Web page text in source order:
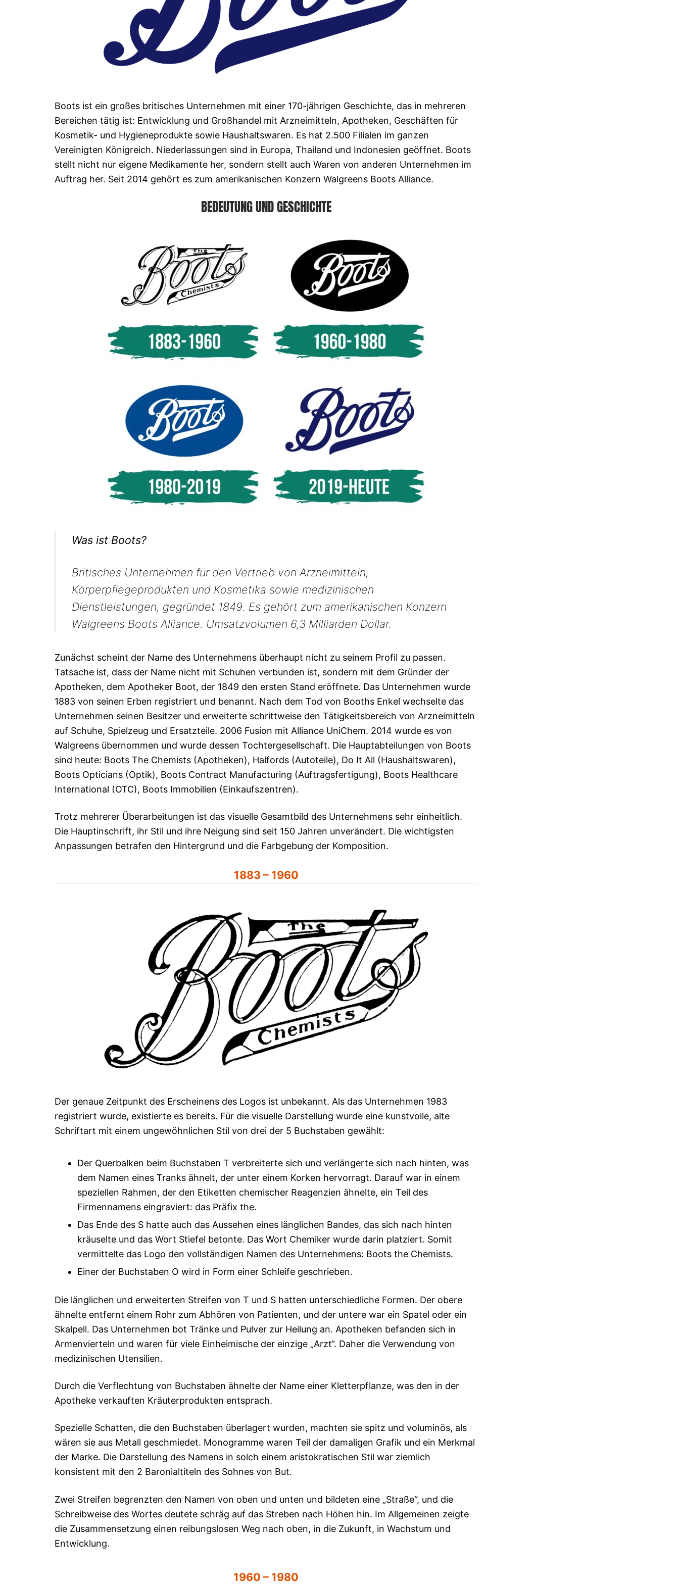
Boots ist ein großes britisches Unternehmen mit einer 170-jährigen Geschichte, das in mehreren
Bereichen tätig ist: Entwicklung und Großhandel mit Arzneimitteln, Apotheken, Geschäften für
Kosmetik- und Hygieneprodukte sowie Haushaltswaren. Es hat 2.500 Filialen im ganzen
Vereinigten Königreich. Niederlassungen sind in Europa, Thailand und Indonesien geöffnet. Boots
stellt nicht nur eigene Medikamente her, sondern stellt auch Waren von anderen Unternehmen im
Auftrag her. Seit 2014 gehört es zum amerikanischen Konzern Walgreens Boots Alliance.
BEDEUTUNG UND GESCHICHTE
Was ist Boots?
Britisches Unternehmen für den Vertrieb von Arzneimitteln,
Körperpflegeprodukten und Kosmetika sowie medizinischen
Dienstleistungen, gegründet 1849. Es gehört zum amerikanischen Konzern
Walgreens Boots Alliance. Umsatzvolumen 6,3 Milliarden Dollar.
Zunächst scheint der Name des Unternehmens überhaupt nicht zu seinem Profil zu passen.
Tatsache ist, dass der Name nicht mit Schuhen verbunden ist, sondern mit dem Gründer der
Apotheken, dem Apotheker Boot, der 1849 den ersten Stand eröffnete. Das Unternehmen wurde
1883 von seinen Erben registriert und benannt. Nach dem Tod von Booths Enkel wechselte das
Unternehmen seinen Besitzer und erweiterte schrittweise den Tätigkeitsbereich von Arzneimitteln
auf Schuhe, Spielzeug und Ersatzteile. 2006 Fusion mit Alliance UniChem. 2014 wurde es von
Walgreens übernommen und wurde dessen Tochtergesellschaft. Die Hauptabteilungen von Boots
sind heute: Boots The Chemists (Apotheken), Halfords (Autoteile), Do It All (Haushaltswaren),
Boots Opticians (Optik), Boots Contract Manufacturing (Auftragsfertigung), Boots Healthcare
International (OTC), Boots Immobilien (Einkaufszentren).
Trotz mehrerer Überarbeitungen ist das visuelle Gesamtbild des Unternehmens sehr einheitlich.
Die Hauptinschrift, ihr Stil und ihre Neigung sind seit 150 Jahren unverändert. Die wichtigsten
Anpassungen betrafen den Hintergrund und die Farbgebung der Komposition.
1883 – 1960
Der genaue Zeitpunkt des Erscheinens des Logos ist unbekannt. Als das Unternehmen 1983
registriert wurde, existierte es bereits. Für die visuelle Darstellung wurde eine kunstvolle, alte
Schriftart mit einem ungewöhnlichen Stil von drei der 5 Buchstaben gewählt:
Der Querbalken beim Buchstaben T verbreiterte sich und verlängerte sich nach hinten, was
dem Namen eines Tranks ähnelt, der unter einem Korken hervorragt. Darauf war in einem
speziellen Rahmen, der den Etiketten chemischer Reagenzien ähnelte, ein Teil des
Firmennamens eingraviert: das Präfix the.
Das Ende des S hatte auch das Aussehen eines länglichen Bandes, das sich nach hinten
kräuselte und das Wort Stiefel betonte. Das Wort Chemiker wurde darin platziert. Somit
vermittelte das Logo den vollständigen Namen des Unternehmens: Boots the Chemists.
Einer der Buchstaben O wird in Form einer Schleife geschrieben.
Die länglichen und erweiterten Streifen von T und S hatten unterschiedliche Formen. Der obere
ähnelte entfernt einem Rohr zum Abhören von Patienten, und der untere war ein Spatel oder ein
Skalpell. Das Unternehmen bot Tränke und Pulver zur Heilung an. Apotheken befanden sich in
Armenvierteln und waren für viele Einheimische der einzige „Arzt“. Daher die Verwendung von
medizinischen Utensilien.
Durch die Verflechtung von Buchstaben ähnelte der Name einer Kletterpflanze, was den in der
Apotheke verkauften Kräuterprodukten entsprach.
Spezielle Schatten, die den Buchstaben überlagert wurden, machten sie spitz und voluminös, als
wären sie aus Metall geschmiedet. Monogramme waren Teil der damaligen Grafik und ein Merkmal
der Marke. Die Darstellung des Namens in solch einem aristokratischen Stil war ziemlich
konsistent mit den 2 Baronialtiteln des Sohnes von But.
Zwei Streifen begrenzten den Namen von oben und unten und bildeten eine „Straße“, und die
Schreibweise des Wortes deutete schräg auf das Streben nach Höhen hin. Im Allgemeinen zeigte
die Zusammensetzung einen reibungslosen Weg nach oben, in die Zukunft, in Wachstum und
Entwicklung.
1960 – 1980